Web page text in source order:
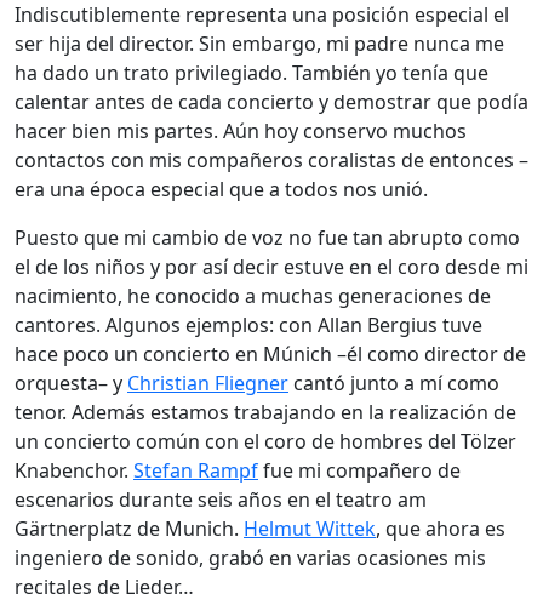
Indiscutiblemente representa una posición especial el
ser hija del director. Sin embargo, mi padre nunca me
ha dado un trato privilegiado. También yo tenía que
calentar antes de cada concierto y demostrar que podía
hacer bien mis partes. Aún hoy conservo muchos
contactos con mis compañeros coralistas de entonces –
era una época especial que a todos nos unió.
Puesto que mi cambio de voz no fue tan abrupto como
el de los niños y por así decir estuve en el coro desde mi
nacimiento, he conocido a muchas generaciones de
cantores. Algunos ejemplos: con Allan Bergius tuve
hace poco un concierto en Múnich –él como director de
orquesta– y Christian Fliegner cantó junto a mí como
tenor. Además estamos trabajando en la realización de
un concierto común con el coro de hombres del Tölzer
Knabenchor. Stefan Rampffue mi compañero de
escenarios durante seis años en el teatro am
Gärtnerplatz de Munich. Helmut Wittek, que ahora es
ingeniero de sonido, grabó en varias ocasiones mis
recitales de Lieder…